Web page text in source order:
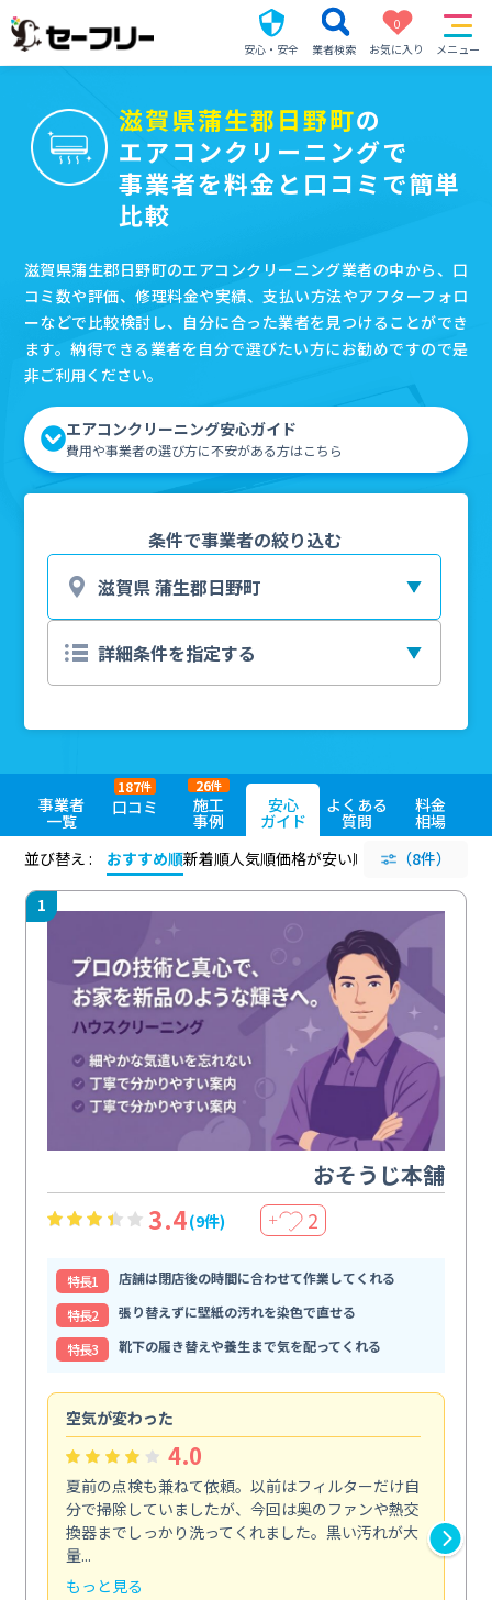
安心・安全 業者検索
0
お気に入り
メニュー
滋賀県蒲生郡日野町の
エアコンクリーニングで
事業者を料金と口コミで簡単
比較
滋賀県蒲生郡日野町のエアコンクリーニング業者の中から、口
コミ数や評価、修理料金や実績、支払い方法やアフターフォロ
ーなどで比較検討し、自分に合った業者を見つけることができ
ます。納得できる業者を自分で選びたい方にお勧めですので是
非ご利用ください。
エアコンクリーニング安心ガイド
費用や事業者の選び方に不安がある方はこちら
条件で事業者の絞り込む
事業者
一覧
口コミ
187件
施工
事例
26件
安心
ガイド
よくある
質問
料金
相場
並び替え :
おすすめ順新着順人気順価格が安い順 評価が高い順
（8件）
1
おそうじ本舗
3.4(9件) ＋ 2
特⻑1
店舗は閉店後の時間に合わせて作業してくれる
特⻑2
張り替えずに壁紙の汚れを染色で直せる
特⻑3
靴下の履き替えや養生まで気を配ってくれる
空気が変わった
4.0
夏前の点検も兼ねて依頼。以前はフィルターだけ自
分で掃除していましたが、今回は奥のファンや熱交
換器までしっかり洗ってくれました。黒い汚れが大
量...
もっと見る